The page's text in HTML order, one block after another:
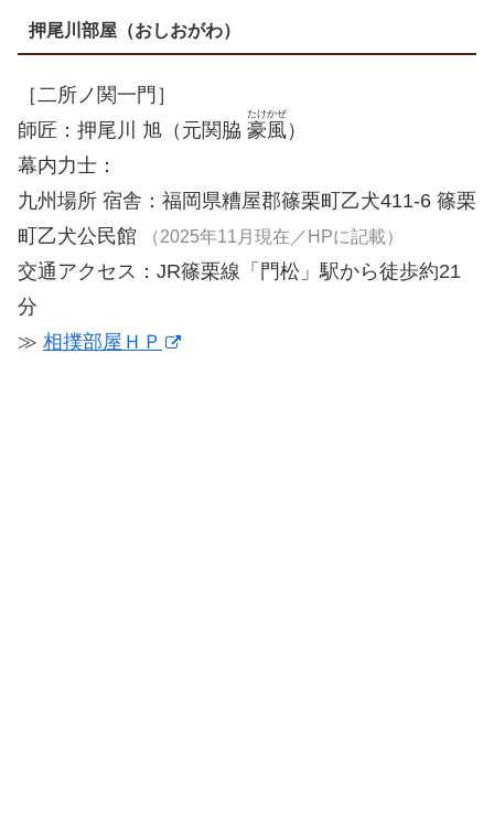
押尾川部屋（おしおがわ）
［二所ノ関一門］
師匠：押尾川 旭（元関脇 豪風
たけかぜ
）
幕内力士：
九州場所 宿舎：福岡県糟屋郡篠栗町乙犬411-6 篠栗
町乙犬公民館
（2025年11月現在／HPに記載）
交通アクセス：JR篠栗線「門松」駅から徒歩約21
分
≫ 相撲部屋ＨＰ